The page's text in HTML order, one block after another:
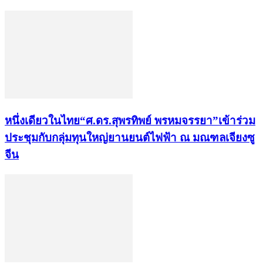
หนึ่งเดียวในไทย“ศ.ดร.สุพรทิพย์ พรหมจรรยา”เข้าร่วม
ประชุมกับกลุ่มทุนใหญ่ยานยนต์ไฟฟ้า ณ มณฑลเจียงซู
จีน